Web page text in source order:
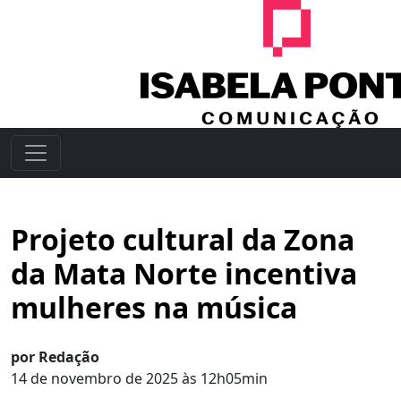
Projeto cultural da Zona
da Mata Norte incentiva
mulheres na música
por Redação
14 de novembro de 2025 às 12h05min